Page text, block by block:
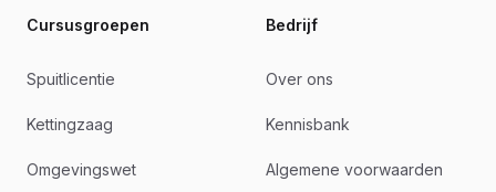
Cursusgroepen
Spuitlicentie
Kettingzaag
Omgevingswet
Bedrijf
Over ons
Kennisbank
Algemene voorwaarden